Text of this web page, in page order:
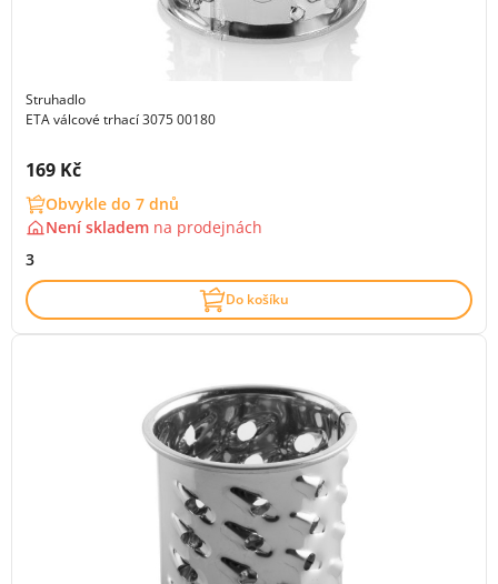
Struhadlo
ETA válcové trhací 3075 00180
Cena s DPH:
169 Kč
Obvykle do 7 dnů
Není skladem na prodejnách
3
Do košíku